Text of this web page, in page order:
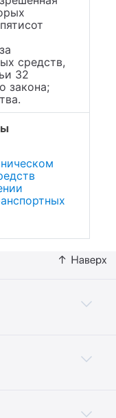
средств,
32
закона;